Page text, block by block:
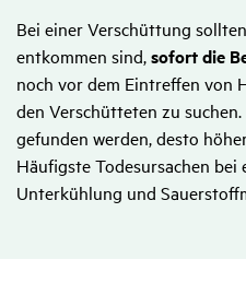
Bei einer Verschüttung
entkommen sind,sofort die
noch vor dem Eintreffen von
den Verschütteten zu
gefunden werden, desto
Häufigste Todesursachen
Unterkühlung und